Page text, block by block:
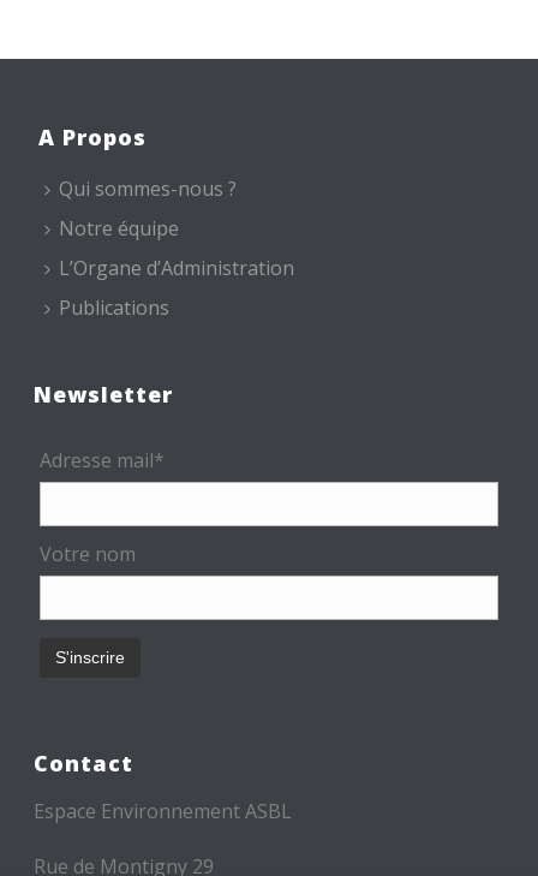
A Propos
Qui sommes-nous ?
Notre équipe
L’Organe d’Administration
Publications
Newsletter
Adresse mail*
Votre nom
Contact
Espace Environnement ASBL
Rue de Montigny 29